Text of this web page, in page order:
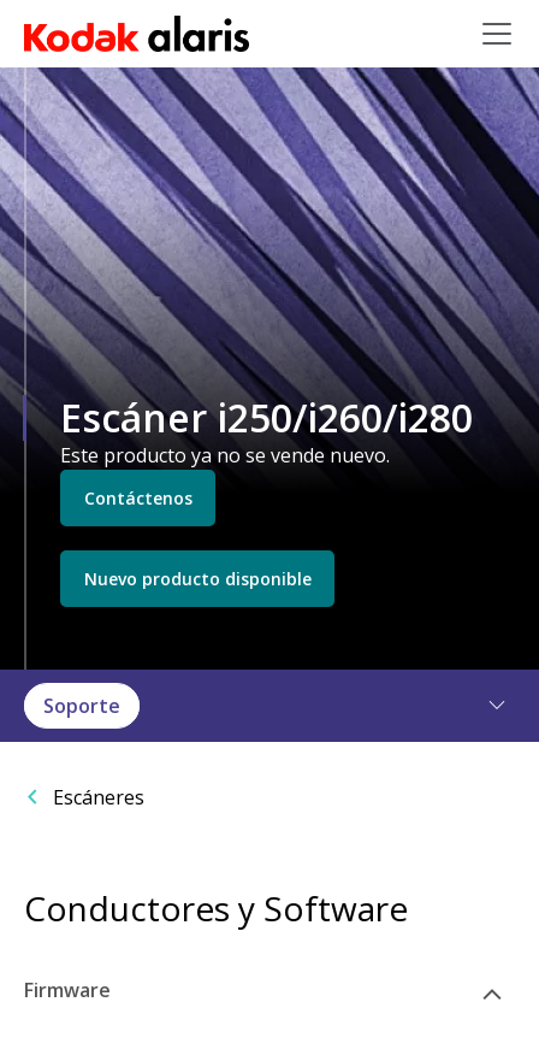
Skip to main content
Escáner i250/i260/i280
Este producto ya no se vende nuevo.
Contáctenos
Nuevo producto disponible
Soporte
Escáneres
Conductores y Software
Firmware